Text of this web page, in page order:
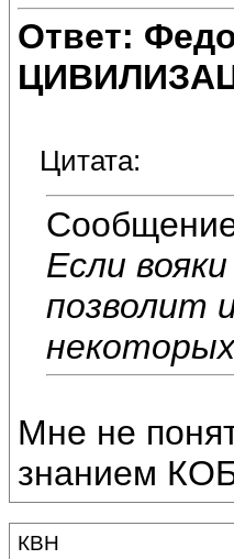
Ответ:
Цитата:
Если
позволит
Мне не
знанием
КВН